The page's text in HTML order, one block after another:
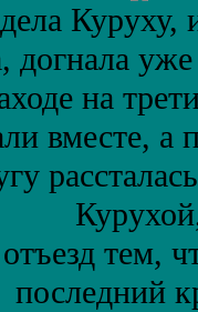
Куруху,
догнала
на
вместе, а
тем,
последний